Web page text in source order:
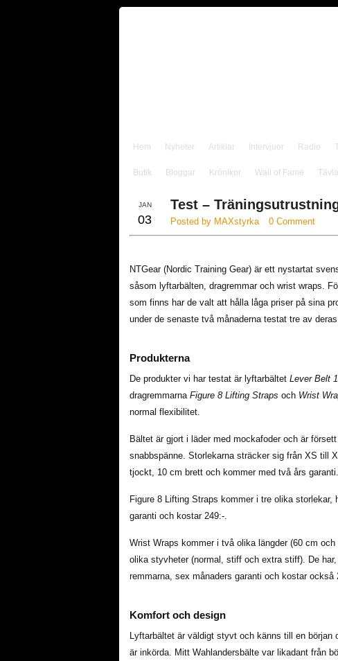
Hem Nyheter Artiklar Intervjuer Radio
Butik Bloggar Krönikor Wall of Fame Tävla
JAN
03
Test –
Posted by MAXstyrka 0 Comment
NTGear (Nordic Training Gear) är ett nystartat
såsom lyftarbälten, dragremmar och wrist wraps.
som finns har de valt att hålla låga priser på sina
under de senaste två månaderna testat tre av
Produkterna
De produkter vi har testat är lyftarbältet Lever Belt
dragremmarna Figure 8 Lifting Straps och Wrist
normal flexibilitet.
Bältet är gjort i läder med mockafoder och är
snabbspänne. Storlekarna sträcker sig från XS till
tjockt, 10 cm brett och kommer med två års
Figure 8 Lifting Straps kommer i tre olika storlekar,
garanti och kostar 249:-.
Wrist Wraps kommer i två olika längder (60 cm
olika styvheter (normal, stiff och extra stiff). De
remmarna, sex månaders garanti och kostar också
Komfort och design
Lyftarbältet är väldigt styvt och känns till en
är inkörda. Mitt Wahlandersbälte var likadant från